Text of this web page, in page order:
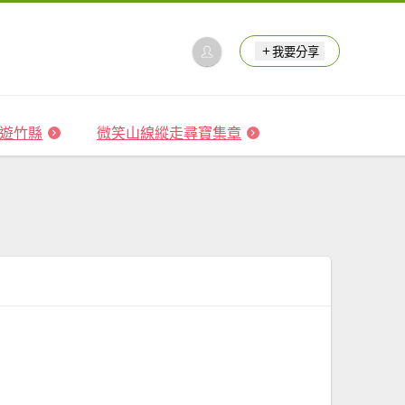
我要分享
竹縣 微笑山線縱走尋寶集章